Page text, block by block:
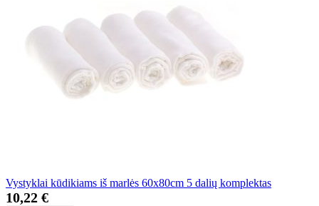
Vystyklai kūdikiams iš marlės 60x80cm 5 dalių komplektas
10,22 €